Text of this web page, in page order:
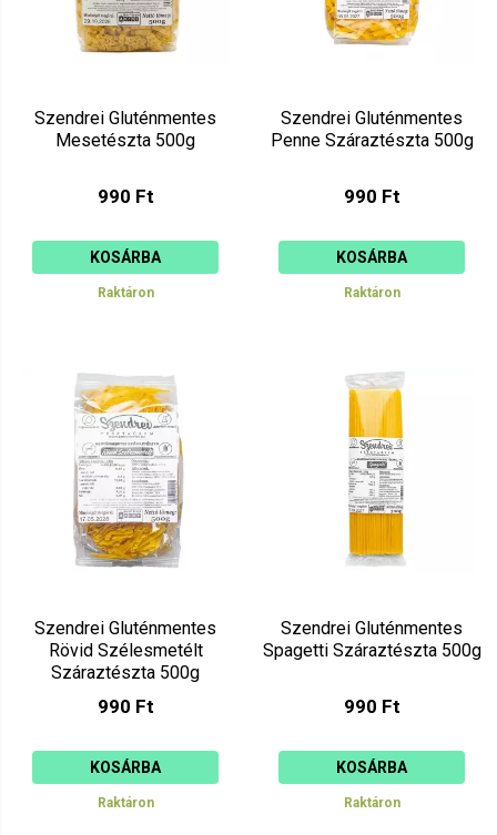
Szendrei Gluténmentes
Mesetészta 500g
990 Ft
KOSÁRBA
Raktáron
Szendrei Gluténmentes
Penne Száraztészta 500g
990 Ft
KOSÁRBA
Raktáron
Szendrei Gluténmentes
Rövid Szélesmetélt
Száraztészta 500g
990 Ft
KOSÁRBA
Raktáron
Szendrei Gluténmentes
Spagetti Száraztészta 500g
990 Ft
KOSÁRBA
Raktáron